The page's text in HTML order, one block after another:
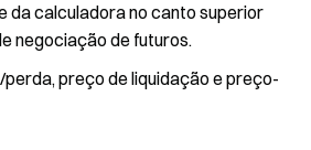
da calculadora no canto superior
negociação de futuros.
preço de liquidação e preço-